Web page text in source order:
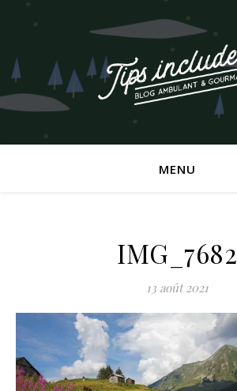
MENU
IMG_7682
13 août 2021